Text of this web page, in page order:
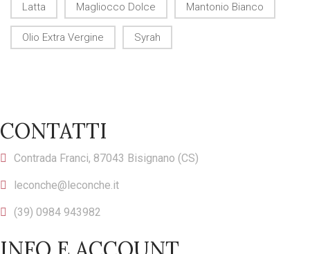
Latta Magliocco Dolce Mantonio Bianco
Olio Extra Vergine Syrah
CONTATTI
Contrada Franci, 87043 Bisignano (CS)
leconche@leconche.it
(39) 0984 943982